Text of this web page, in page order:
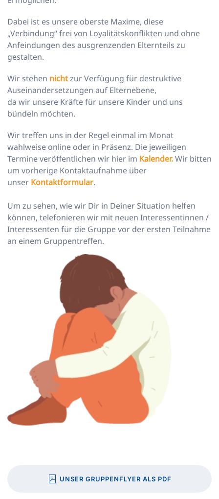
Dabei ist es unsere oberste Maxime, diese
„Verbindung“ frei von Loyalitätskonflikten und ohne
Anfeindungen des ausgrenzenden Elternteils zu
gestalten.
Wir stehen nichtzur Verfügung für destruktive
Auseinandersetzungen auf Elternebene,
da wir unsere Kräfte für unsere Kinder und uns
bündeln möchten.
Wir treffen uns in der Regel einmal im Monat
wahlweise online oder in Präsenz. Die jeweiligen
Termine veröffentlichen wir hier im Kalender.Wir bitten
um vorherige Kontaktaufnahme über
unser Kontaktformular.
Um zu sehen, wie wir Dir in Deiner Situation helfen
können, telefonieren wir mit neuen Interessentinnen /
Interessenten für die Gruppe vor der ersten Teilnahme
an einem Gruppentreffen.
UNSER GRUPPENFLYER ALS PDF